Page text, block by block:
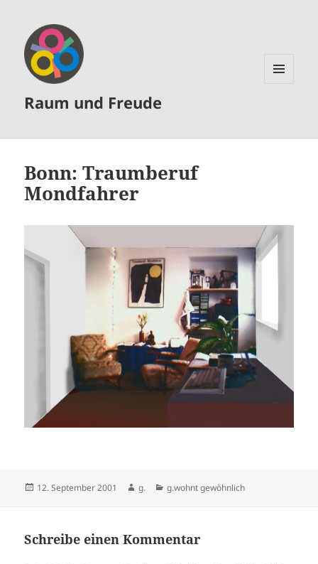
Raum und Freude
Bonn: Traumberuf
Mondfahrer
Veröffentlicht
12. September 2001 Autor
g. Kategorien
g.wohnt gewöhnlich
Schreibe einen Kommentar